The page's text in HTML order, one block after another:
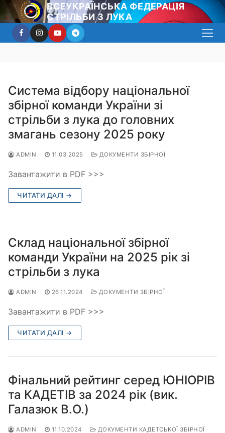
Перейти
до
вмісту
ВСЕУКРАЇНСЬКА ФЕДЕРАЦІЯ
СТРІЛЬБИ З ЛУКА
Система відбору національної
збірної команди України зі
стрільби з лука до головних
змагань сезону 2025 року
ADMIN 11.03.2025 ДОКУМЕНТИ ЗБІРНОЇ
Завантажити в PDF >>>
ЧИТАТИ ДАЛІ →
Склад національної збірної
команди України на 2025 рік зі
стрільби з лука
ADMIN 26.11.2024 ДОКУМЕНТИ ЗБІРНОЇ
Завантажити в PDF >>>
ЧИТАТИ ДАЛІ →
Фінальний рейтинг серед ЮНІОРІВ
та КАДЕТІВ за 2024 рік (вик.
Галазюк В.О.)
ADMIN 11.10.2024 ДОКУМЕНТИ КАДЕТСЬКОЇ ЗБІРНОЇ